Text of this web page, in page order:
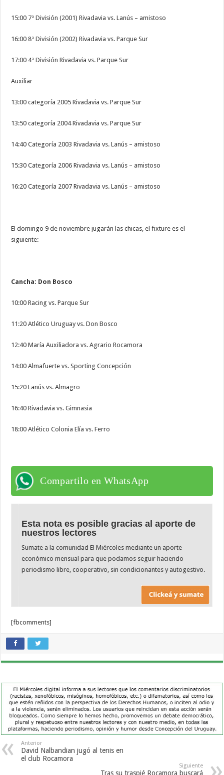
15:00 7ª División (2001) Rivadavia vs. Lanús – amistoso
16:00 8ª División (2002) Rivadavia vs. Parque Sur
17:00 4ª División Rivadavia vs. Parque Sur
Auxiliar
13:00 categoría 2005 Rivadavia vs. Parque Sur
13:50 categoría 2004 Rivadavia vs. Parque Sur
14:40 Categoría 2003 Rivadavia vs. Lanús – amistoso
15:30 Categoría 2006 Rivadavia vs. Lanús – amistoso
16:20 Categoría 2007 Rivadavia vs. Lanús – amistoso
El domingo 9 de noviembre jugarán las chicas, el fixture es el
siguiente:
Cancha: Don Bosco
10:00 Racing vs. Parque Sur
11:20 Atlético Uruguay vs. Don Bosco
12:40 María Auxiliadora vs. Agrario Rocamora
14:00 Almafuerte vs. Sporting Concepción
15:20 Lanús vs. Almagro
16:40 Rivadavia vs. Gimnasia
18:00 Atlético Colonia Elía vs. Ferro
Compartilo en WhatsApp
Esta nota es posible gracias al aporte de
nuestros lectores
Sumate a la comunidad El Miércoles mediante un aporte
económico mensual para que podamos seguir haciendo
periodismo libre, cooperativo, sin condicionantes y autogestivo.
[fbcomments]
Anterior
David Nalbandian jugó al tenis en
el club Rocamora
Siguiente
Tras su traspié Rocamora buscará